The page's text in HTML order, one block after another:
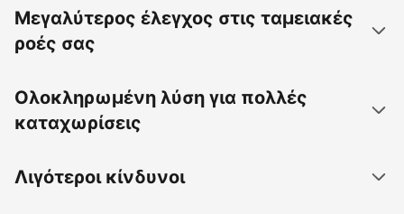
Μεγαλύτερος έλεγχος στις ταμειακές
ροές σας
Ολοκληρωμένη λύση για πολλές
καταχωρίσεις
Λιγότεροι κίνδυνοι